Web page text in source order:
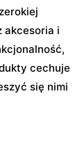
akcesoria i
cechuje
się nimi